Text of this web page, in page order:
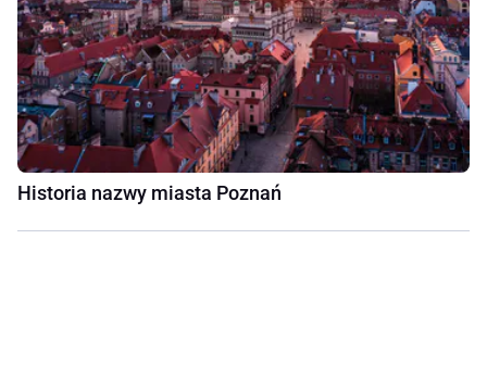
Historia nazwy miasta Poznań